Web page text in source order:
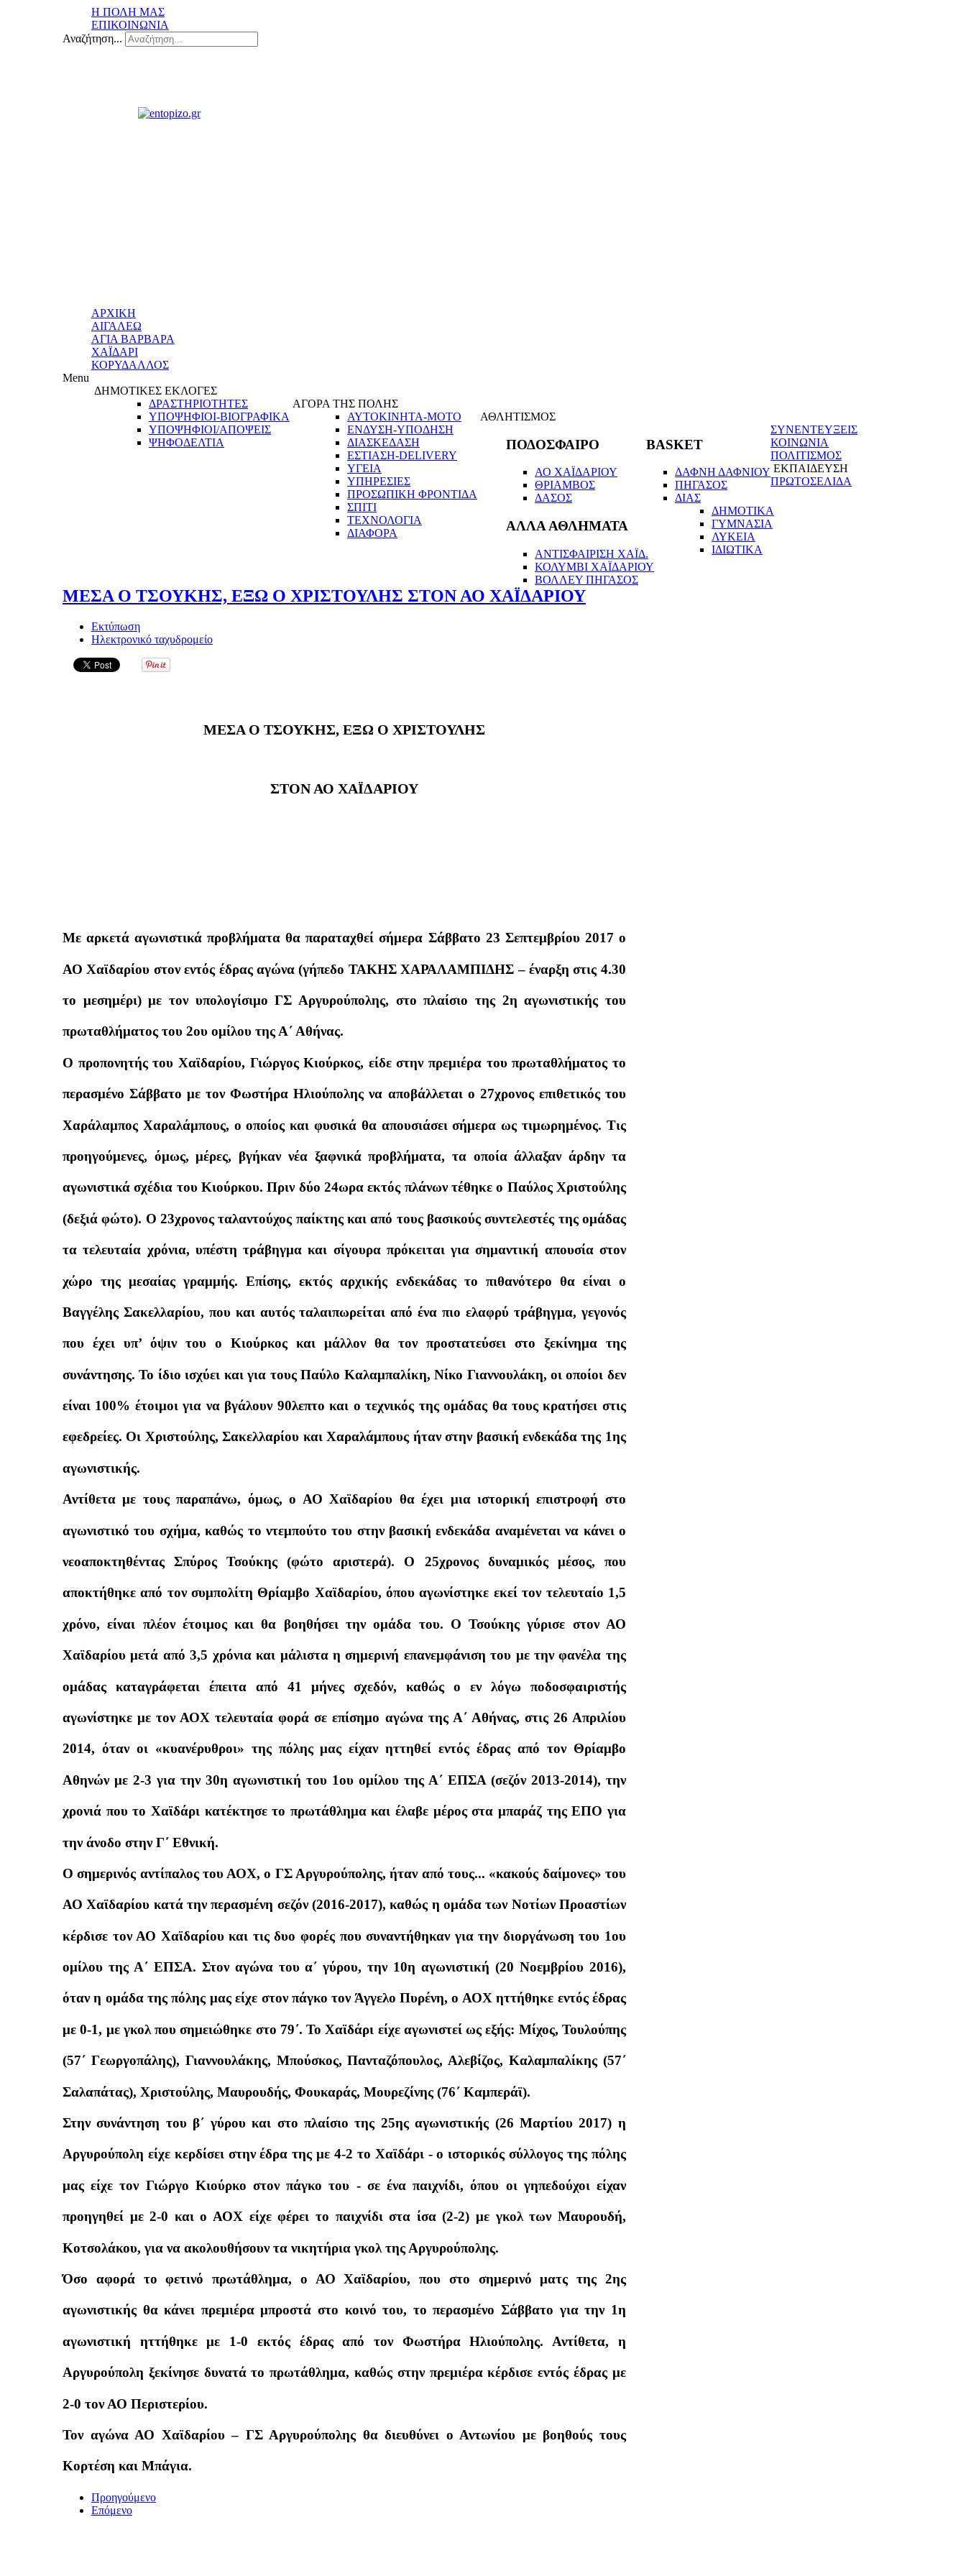
Η ΠΟΛΗ ΜΑΣ
ΕΠΙΚΟΙΝΩΝΙΑ
Αναζήτηση...
ΑΡΧΙΚΗ
ΑΙΓΑΛΕΩ
ΑΓΙΑ ΒΑΡΒΑΡΑ
ΧΑΪΔΑΡΙ
ΚΟΡΥΔΑΛΛΟΣ
Menu
ΔΗΜΟΤΙΚΕΣ ΕΚΛΟΓΕΣ
ΔΡΑΣΤΗΡΙΟΤΗΤΕΣ
ΥΠΟΨΗΦΙΟΙ-ΒΙΟΓΡΑΦΙΚΑ
ΥΠΟΨΗΦΙΟΙ/ΑΠΟΨΕΙΣ
ΨΗΦΟΔΕΛΤΙΑ
ΑΓΟΡΑ ΤΗΣ ΠΟΛΗΣ
ΑΥΤΟΚΙΝΗΤΑ-ΜΟΤΟ
ΕΝΔΥΣΗ-ΥΠΟΔΗΣΗ
ΔΙΑΣΚΕΔΑΣΗ
ΕΣΤΙΑΣΗ-DELIVERY
ΥΓΕΙΑ
ΥΠΗΡΕΣΙΕΣ
ΠΡΟΣΩΠΙΚΗ ΦΡΟΝΤΙΔΑ
ΣΠΙΤΙ
ΤΕΧΝΟΛΟΓΙΑ
ΔΙΑΦΟΡΑ
ΑΘΛΗΤΙΣΜΟΣ
ΠΟΔΟΣΦΑΙΡΟ
ΑΟ ΧΑΪΔΑΡΙΟΥ
ΘΡΙΑΜΒΟΣ
ΔΑΣΟΣ
BASKET
ΔΑΦΝΗ ΔΑΦΝΙΟΥ
ΠΗΓΑΣΟΣ
ΔΙΑΣ
ΑΛΛΑ ΑΘΛΗΜΑΤΑ
ΑΝΤΙΣΦΑΙΡΙΣΗ ΧΑΪΔ.
ΚΟΛΥΜΒΙ ΧΑΪΔΑΡΙΟΥ
ΒΟΛΛΕΥ ΠΗΓΑΣΟΣ
ΣΥΝΕΝΤΕΥΞΕΙΣ
ΚΟΙΝΩΝΙΑ
ΠΟΛΙΤΙΣΜΟΣ
ΕΚΠΑΙΔΕΥΣΗ
ΔΗΜΟΤΙΚΑ
ΓΥΜΝΑΣΙΑ
ΛΥΚΕΙΑ
ΙΔΙΩΤΙΚΑ
ΠΡΩΤΟΣΕΛΙΔΑ
ΜΕΣΑ Ο ΤΣΟΥΚΗΣ, ΕΞΩ Ο ΧΡΙΣΤΟΥΛΗΣ ΣΤΟΝ ΑΟ ΧΑΪΔΑΡΙΟΥ
Εκτύπωση
Ηλεκτρονικό ταχυδρομείο
ΜΕΣΑ Ο ΤΣΟΥΚΗΣ, ΕΞΩ Ο ΧΡΙΣΤΟΥΛΗΣ
ΣΤΟΝ ΑΟ ΧΑΪΔΑΡΙΟΥ
Με αρκετά αγωνιστικά προβλήματα θα παραταχθεί σήμερα Σάββατο 23 Σεπτεμβρίου 2017 ο
ΑΟ Χαϊδαρίου στον εντός έδρας αγώνα (γήπεδο ΤΑΚΗΣ ΧΑΡΑΛΑΜΠΙΔΗΣ – έναρξη στις 4.30
το μεσημέρι) με τον υπολογίσιμο ΓΣ Αργυρούπολης, στο πλαίσιο της 2η αγωνιστικής του
πρωταθλήματος του 2ου ομίλου της Α΄ Αθήνας.
Ο προπονητής του Χαϊδαρίου, Γιώργος Κιούρκος, είδε στην πρεμιέρα του πρωταθλήματος το
περασμένο Σάββατο με τον Φωστήρα Ηλιούπολης να αποβάλλεται ο 27χρονος επιθετικός του
Χαράλαμπος Χαραλάμπους, ο οποίος και φυσικά θα απουσιάσει σήμερα ως τιμωρημένος. Τις
προηγούμενες, όμως, μέρες, βγήκαν νέα ξαφνικά προβλήματα, τα οποία άλλαξαν άρδην τα
αγωνιστικά σχέδια του Κιούρκου. Πριν δύο 24ωρα εκτός πλάνων τέθηκε ο Παύλος Χριστούλης
(δεξιά φώτο). Ο 23χρονος ταλαντούχος παίκτης και από τους βασικούς συντελεστές της ομάδας
τα τελευταία χρόνια, υπέστη τράβηγμα και σίγουρα πρόκειται για σημαντική απουσία στον
χώρο της μεσαίας γραμμής. Επίσης, εκτός αρχικής ενδεκάδας το πιθανότερο θα είναι ο
Βαγγέλης Σακελλαρίου, που και αυτός ταλαιπωρείται από ένα πιο ελαφρύ τράβηγμα, γεγονός
που έχει υπ’ όψιν του ο Κιούρκος και μάλλον θα τον προστατεύσει στο ξεκίνημα της
συνάντησης. Το ίδιο ισχύει και για τους Παύλο Καλαμπαλίκη, Νίκο Γιαννουλάκη, οι οποίοι δεν
είναι 100% έτοιμοι για να βγάλουν 90λεπτο και ο τεχνικός της ομάδας θα τους κρατήσει στις
εφεδρείες. Οι Χριστούλης, Σακελλαρίου και Χαραλάμπους ήταν στην βασική ενδεκάδα της 1ης
αγωνιστικής.
Αντίθετα με τους παραπάνω, όμως, ο ΑΟ Χαϊδαρίου θα έχει μια ιστορική επιστροφή στο
αγωνιστικό του σχήμα, καθώς το ντεμπούτο του στην βασική ενδεκάδα αναμένεται να κάνει ο
νεοαποκτηθέντας Σπύρος Τσούκης (φώτο αριστερά). Ο 25χρονος δυναμικός μέσος, που
αποκτήθηκε από τον συμπολίτη Θρίαμβο Χαϊδαρίου, όπου αγωνίστηκε εκεί τον τελευταίο 1,5
χρόνο, είναι πλέον έτοιμος και θα βοηθήσει την ομάδα του. Ο Τσούκης γύρισε στον ΑΟ
Χαϊδαρίου μετά από 3,5 χρόνια και μάλιστα η σημερινή επανεμφάνιση του με την φανέλα της
ομάδας καταγράφεται έπειτα από 41 μήνες σχεδόν, καθώς ο εν λόγω ποδοσφαιριστής
αγωνίστηκε με τον ΑΟΧ τελευταία φορά σε επίσημο αγώνα της Α΄ Αθήνας, στις 26 Απριλίου
2014, όταν οι «κυανέρυθροι» της πόλης μας είχαν ηττηθεί εντός έδρας από τον Θρίαμβο
Αθηνών με 2-3 για την 30η αγωνιστική του 1ου ομίλου της Α΄ ΕΠΣΑ (σεζόν 2013-2014), την
χρονιά που το Χαϊδάρι κατέκτησε το πρωτάθλημα και έλαβε μέρος στα μπαράζ της ΕΠΟ για
την άνοδο στην Γ΄ Εθνική.
Ο σημερινός αντίπαλος του ΑΟΧ, ο ΓΣ Αργυρούπολης, ήταν από τους... «κακούς δαίμονες» του
ΑΟ Χαϊδαρίου κατά την περασμένη σεζόν (2016-2017), καθώς η ομάδα των Νοτίων Προαστίων
κέρδισε τον ΑΟ Χαϊδαρίου και τις δυο φορές που συναντήθηκαν για την διοργάνωση του 1ου
ομίλου της Α΄ ΕΠΣΑ. Στον αγώνα του α΄ γύρου, την 10η αγωνιστική (20 Νοεμβρίου 2016),
όταν η ομάδα της πόλης μας είχε στον πάγκο τον Άγγελο Πυρένη, ο ΑΟΧ ηττήθηκε εντός έδρας
με 0-1, με γκολ που σημειώθηκε στο 79΄. Το Χαϊδάρι είχε αγωνιστεί ως εξής: Μίχος, Τουλούπης
(57΄ Γεωργοπάλης), Γιαννουλάκης, Μπούσκος, Πανταζόπουλος, Αλεβίζος, Καλαμπαλίκης (57΄
Σαλαπάτας), Χριστούλης, Μαυρουδής, Φουκαράς, Μουρεζίνης (76΄ Καμπεράϊ).
Στην συνάντηση του β΄ γύρου και στο πλαίσιο της 25ης αγωνιστικής (26 Μαρτίου 2017) η
Αργυρούπολη είχε κερδίσει στην έδρα της με 4-2 το Χαϊδάρι - ο ιστορικός σύλλογος της πόλης
μας είχε τον Γιώργο Κιούρκο στον πάγκο του - σε ένα παιχνίδι, όπου οι γηπεδούχοι είχαν
προηγηθεί με 2-0 και ο ΑΟΧ είχε φέρει το παιχνίδι στα ίσα (2-2) με γκολ των Μαυρουδή,
Κοτσολάκου, για να ακολουθήσουν τα νικητήρια γκολ της Αργυρούπολης.
Όσο αφορά το φετινό πρωτάθλημα, ο ΑΟ Χαϊδαρίου, που στο σημερινό ματς της 2ης
αγωνιστικής θα κάνει πρεμιέρα μπροστά στο κοινό του, το περασμένο Σάββατο για την 1η
αγωνιστική ηττήθηκε με 1-0 εκτός έδρας από τον Φωστήρα Ηλιούπολης. Αντίθετα, η
Αργυρούπολη ξεκίνησε δυνατά το πρωτάθλημα, καθώς στην πρεμιέρα κέρδισε εντός έδρας με
2-0 τον ΑΟ Περιστερίου.
Τον αγώνα ΑΟ Χαϊδαρίου – ΓΣ Αργυρούπολης θα διευθύνει ο Αντωνίου με βοηθούς τους
Κορτέση και Μπάγια.
Προηγούμενο
Επόμενο